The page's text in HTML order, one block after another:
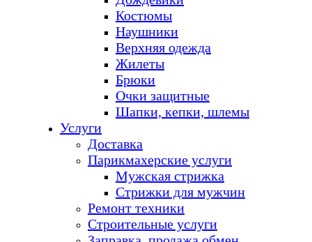
Костюмы
Наушники
Верхняя одежда
Жилеты
Брюки
Очки защитные
Шапки, кепки, шлемы
Услуги
Доставка
Парикмахерские услуги
Мужская стрижка
Стрижки для мужчин
Ремонт техники
Строительные услуги